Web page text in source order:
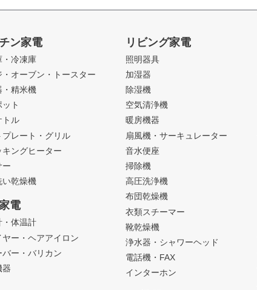
ン家電
・冷凍庫
・オーブン・トースター
・精米機
ト
トル
プレート・グリル
キングヒーター
ー
い乾燥機
電
・体温計
ヤー・ヘアアイロン
バー・バリカン
器
リビング家電
照明器具
加湿器
除湿機
空気清浄機
暖房機器
扇風機・サーキュレーター
音水便座
掃除機
高圧洗浄機
布団乾燥機
衣類スチーマー
靴乾燥機
浄水器・シャワーヘッド
電話機・FAX
インターホン